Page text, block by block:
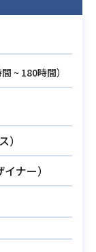
間 ~ 180時間）
ナー）